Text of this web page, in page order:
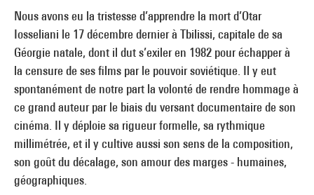
Nous avons eu la tristesse d’apprendre la mort d’Otar
Iosseliani le 17 décembre dernier à Tbilissi, capitale de sa
Géorgie natale, dont il dut s’exiler en 1982 pour échapper à
la censure de ses films par le pouvoir soviétique. Il y eut
spontanément de notre part la volonté de rendre hommage à
ce grand auteur par le biais du versant documentaire de son
cinéma. Il y déploie sa rigueur formelle, sa rythmique
millimétrée, et il y cultive aussi son sens de la composition,
son goût du décalage, son amour des marges - humaines,
géographiques.